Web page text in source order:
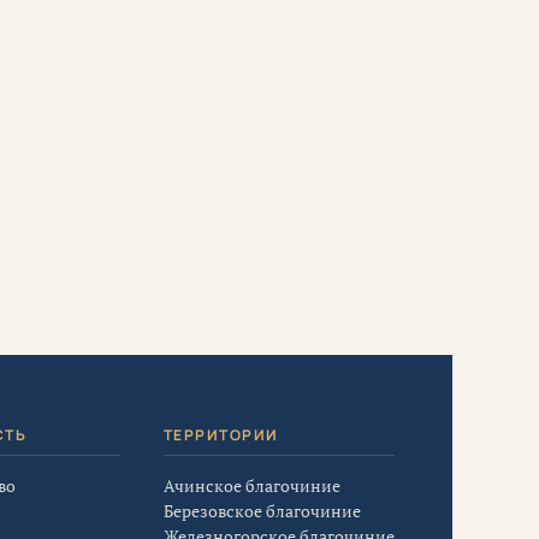
ТЕРРИТОРИИ
Ачинское благочиние
Березовское благочиние